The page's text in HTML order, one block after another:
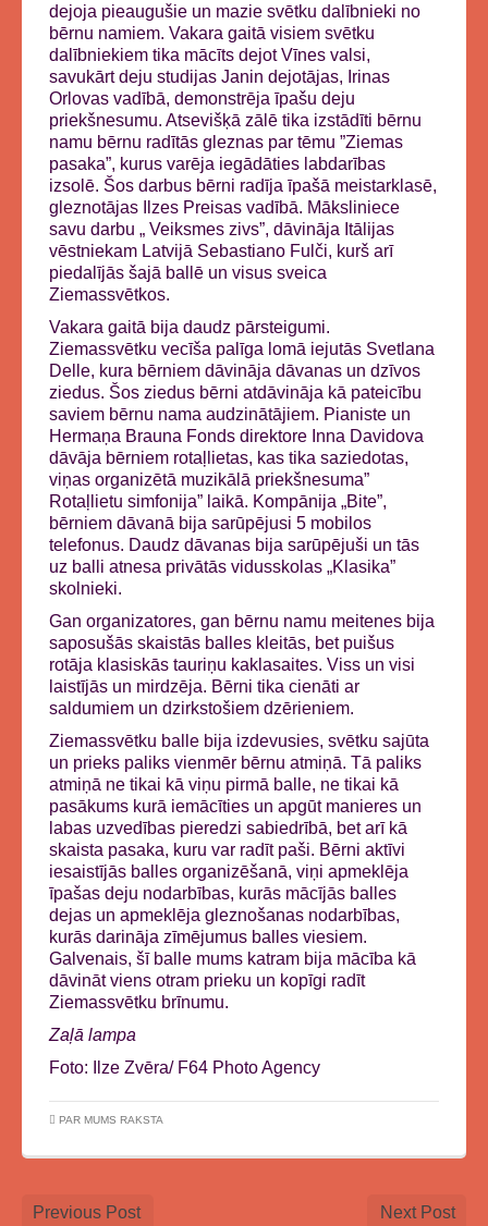
dejoja pieaugušie un mazie svētku dalībnieki no
bērnu namiem. Vakara gaitā visiem svētku
dalībniekiem tika mācīts dejot Vīnes valsi,
savukārt deju studijas Janin dejotājas, Irinas
Orlovas vadībā, demonstrēja īpašu deju
priekšnesumu. Atsevišķā zālē tika izstādīti bērnu
namu bērnu radītās gleznas par tēmu ”Ziemas
pasaka”, kurus varēja iegādāties labdarības
izsolē. Šos darbus bērni radīja īpašā meistarklasē,
gleznotājas Ilzes Preisas vadībā. Māksliniece
savu darbu „ Veiksmes zivs”, dāvināja Itālijas
vēstniekam Latvijā Sebastiano Fulči, kurš arī
piedalījās šajā ballē un visus sveica
Ziemassvētkos.
Vakara gaitā bija daudz pārsteigumi.
Ziemassvētku vecīša palīga lomā iejutās Svetlana
Delle, kura bērniem dāvināja dāvanas un dzīvos
ziedus. Šos ziedus bērni atdāvināja kā pateicību
saviem bērnu nama audzinātājiem. Pianiste un
Hermaņa Brauna Fonds direktore Inna Davidova
dāvāja bērniem rotaļlietas, kas tika saziedotas,
viņas organizētā muzikālā priekšnesuma”
Rotaļlietu simfonija” laikā. Kompānija „Bite”,
bērniem dāvanā bija sarūpējusi 5 mobilos
telefonus. Daudz dāvanas bija sarūpējuši un tās
uz balli atnesa privātās vidusskolas „Klasika”
skolnieki.
Gan organizatores, gan bērnu namu meitenes bija
saposušās skaistās balles kleitās, bet puišus
rotāja klasiskās tauriņu kaklasaites. Viss un visi
laistījās un mirdzēja. Bērni tika cienāti ar
saldumiem un dzirkstošiem dzērieniem.
Ziemassvētku balle bija izdevusies, svētku sajūta
un prieks paliks vienmēr bērnu atmiņā. Tā paliks
atmiņā ne tikai kā viņu pirmā balle, ne tikai kā
pasākums kurā iemācīties un apgūt manieres un
labas uzvedības pieredzi sabiedrībā, bet arī kā
skaista pasaka, kuru var radīt paši. Bērni aktīvi
iesaistījās balles organizēšanā, viņi apmeklēja
īpašas deju nodarbības, kurās mācījās balles
dejas un apmeklēja gleznošanas nodarbības,
kurās darināja zīmējumus balles viesiem.
Galvenais, šī balle mums katram bija mācība kā
dāvināt viens otram prieku un kopīgi radīt
Ziemassvētku brīnumu.
Zaļā lampa
Foto: Ilze Zvēra/ F64 Photo Agency
PAR MUMS RAKSTA
Previous Post Next Post